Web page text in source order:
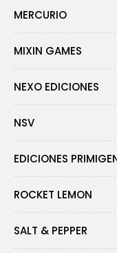
MERCURIO
MIXIN GAMES
NEXO EDICIONES
NSV
EDICIONES
ROCKET LEMON
SALT & PEPPER